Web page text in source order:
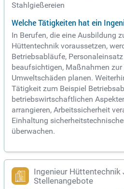
Stahlgießereien
Welche Tätigkeiten hat ein
In Berufen, die eine Ausbildung
Hüttentechnik voraussetzen,
Betriebsabläufe,
beaufsichtigen, Maßnahmen
Umweltschäden planen.
Tätigkeit zum Beispiel
betriebswirtschaftlichen
arrangieren, Arbeitssicherheit
Einhaltung
überwachen.
Ingenieur Hüttentechnik
Stellenangebote